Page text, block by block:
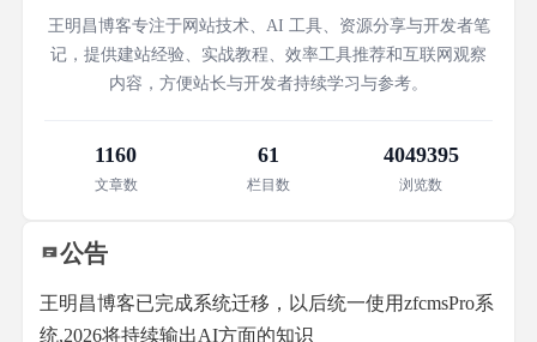
王明昌博客专注于网站技术、AI 工具、资源分享与开发者笔
记，提供建站经验、实战教程、效率工具推荐和互联网观察
内容，方便站长与开发者持续学习与参考。
1160
文章数
61
栏目数
4049395
浏览数
公告
王明昌博客已完成系统迁移，以后统一使用zfcmsPro系
统,2026将持续输出AI方面的知识